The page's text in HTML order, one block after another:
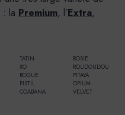
: la Premium, l’Extra,
TATIN
XO
BOGUE
PISTIL
COABANA
ROSIE
ROUDOUDOU
PITAYA
OPIUM
VELVET